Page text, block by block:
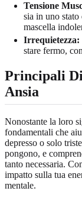
Tensione
sia in uno stato
mascella
Irrequietezza:
stare fermo,
Principali
Ansia
Nonostante la loro
fondamentali che
depresso o solo
pongono, e
tanto necessaria.
impatto sulla tua
mentale.